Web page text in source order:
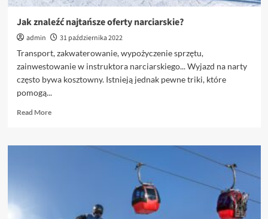
Jak znaleźć najtańsze oferty narciarskie?
admin
31 października 2022
Transport, zakwaterowanie, wypożyczenie sprzętu,
zainwestowanie w instruktora narciarskiego... Wyjazd na narty
często bywa kosztowny. Istnieją jednak pewne triki, które
pomogą...
Read MoreRead
Jak